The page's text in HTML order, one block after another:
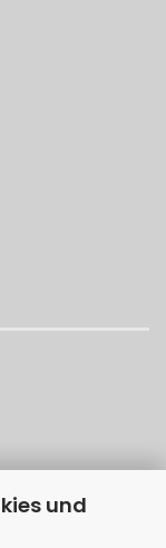
und